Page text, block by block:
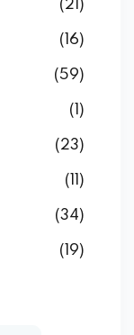
(21)
(16)
(59)
(1)
(23)
(11)
(34)
(19)